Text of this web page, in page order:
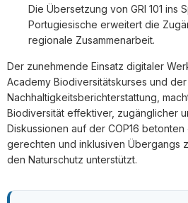
Die Übersetzung von GRI 101 ins
Portugiesische erweitert die
regionale Zusammenarbeit.
Der zunehmende Einsatz digitaler
Academy Biodiversitätskurses und
Nachhaltigkeitsberichterstattung,
Biodiversität effektiver, zugänglicher
Diskussionen auf der COP16
gerechten und inklusiven Übergangs
den Naturschutz unterstützt.